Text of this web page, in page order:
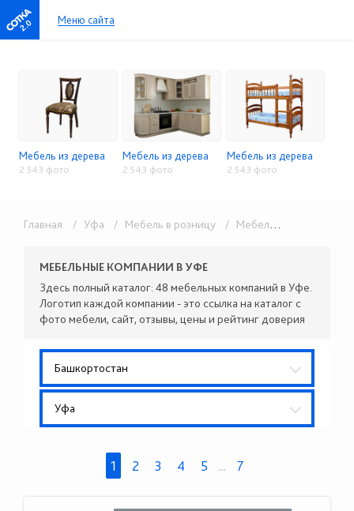
2.0 Меню сайта
Мебель из дерева
2 543 фото
Мебель из дерева
2 543 фото
Мебель из дерева
2 543 фото
Главная / Уфа / Мебель в розницу / Мебель из дерева
МЕБЕЛЬНЫЕ КОМПАНИИ В УФЕ
Здесь полный каталог: 48 мебельных компаний в Уфе.
Логотип каждой компании - это ссылка на каталог с
фото мебели, сайт, отзывы, цены и рейтинг доверия
Башкортостан
Уфа
1 2 3 4 5 ... 7